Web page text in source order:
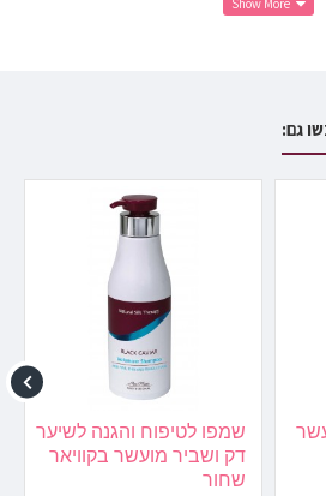
טוב
גם:
שמפו לטיפוח והגנה לשיער
דק ושביר מועשר בקוויאר
שחור